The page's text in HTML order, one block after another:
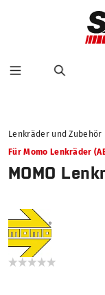
Lenkräder und Zubehör
Für Momo Lenkräder
MOMO